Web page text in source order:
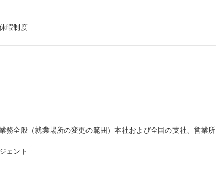
暇制度
務全般（就業場所の変更の範囲）本社および全国の支社、営業所
ェント